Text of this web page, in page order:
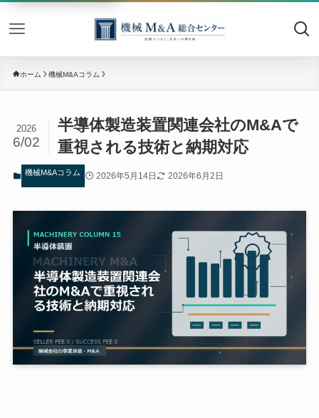
機械
ホーム 機械M&Aコラム
半導体製造装置関連会社のM&Aで
重視される技術と納期対応
2026
6/02
機械M&Aコラム 2026年5月14日 2026年6月2日